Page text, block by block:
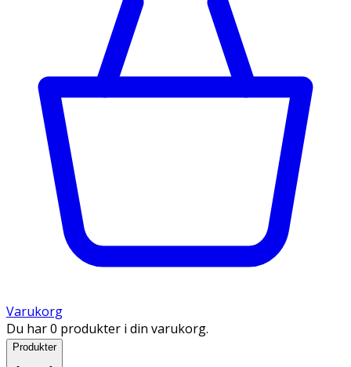
Varukorg
Du har 0 produkter i din varukorg.
Produkter